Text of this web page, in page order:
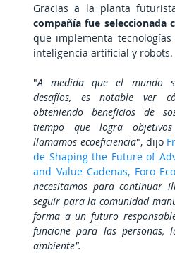
Gracias a la planta
compañía fue seleccionada
que implementa
inteligencia artificial y robots.
"A medida que el mundo
desafíos, es notable ver
obteniendo beneficios de
tiempo que logra
llamamos ecoeficiencia", dijo
de Shaping the Future of
and Value Cadenas, Foro
necesitamos para continuar
seguir para la comunidad
forma a un futuro
funcione para las personas,
ambiente”.